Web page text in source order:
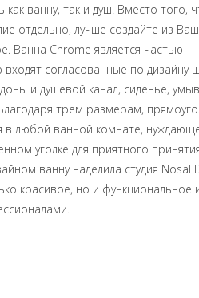
ванну, так и душ. Вместо того,
отдельно, лучше создайте из
Ванна Chrome является частью
согласованные по дизайну
и душевой канал, сиденье,
трем размерам,
любой ванной комнате,
уголке для приятного
ванну наделила студия Nosal
красивое, но и функциональное